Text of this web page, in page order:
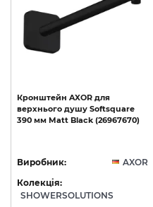
Кронштейн AXOR для
верхнього душу Softsquare
390 мм Matt Black (26967670)
Виробник:
AXOR
Колекція:
SHOWERSOLUTIONS